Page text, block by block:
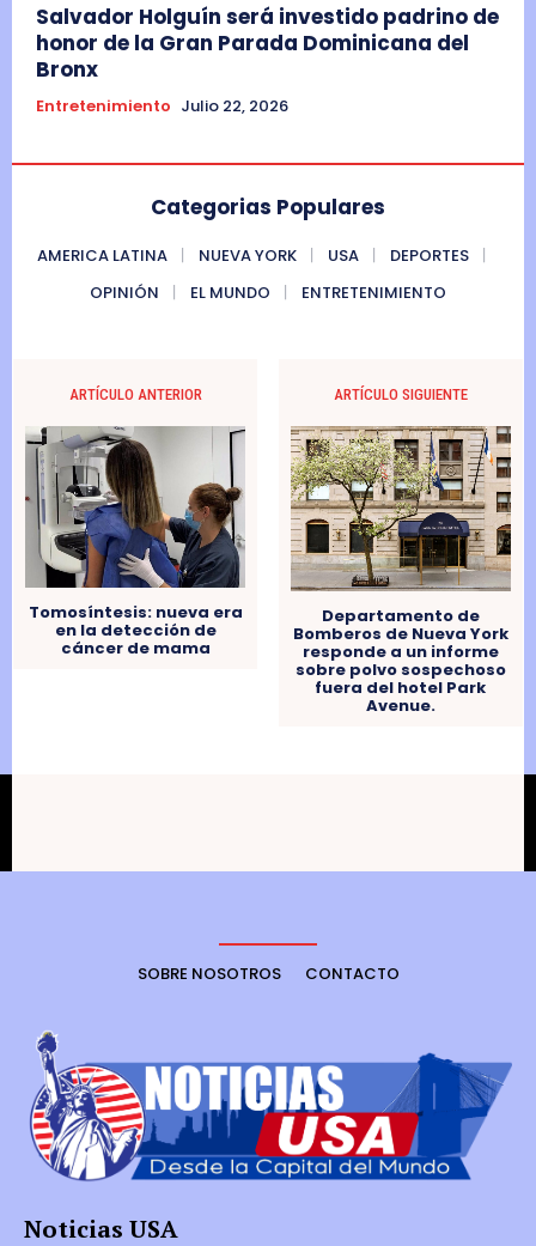
Salvador Holguín será investido padrino de
honor de la Gran Parada Dominicana del
Bronx
Entretenimiento Julio 22, 2026
Categorias Populares
AMERICA LATINA NUEVA YORK USA
DEPORTES
OPINIÓN
EL MUNDO ENTRETENIMIENTO
ARTÍCULO ANTERIOR
Tomosíntesis: nueva era
en la detección de
cáncer de mama
ARTÍCULO SIGUIENTE
Departamento de
Bomberos de Nueva York
responde a un informe
sobre polvo sospechoso
fuera del hotel Park
Avenue.
SOBRE NOSOTROS CONTACTO
Noticias USA